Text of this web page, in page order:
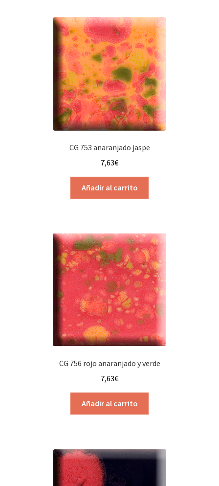
CG 753 anaranjado jaspe
7,63€
Añadir al carrito
CG 756 rojo anaranjado y verde
7,63€
Añadir al carrito